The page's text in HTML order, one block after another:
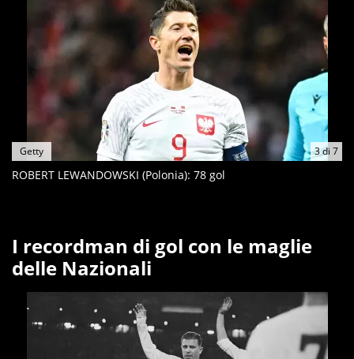
3di 7
Getty
ROBERT LEWANDOWSKI (Polonia): 78 gol
I recordman di gol con le maglie
delle Nazionali